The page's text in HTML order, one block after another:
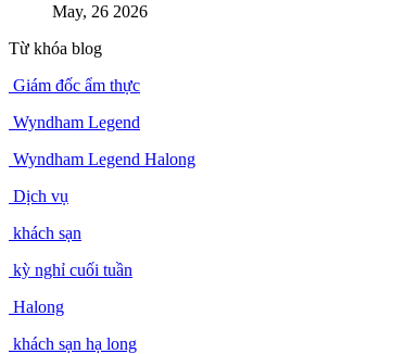
May, 26 2026
Từ khóa blog
Giám đốc ẩm thực
Wyndham Legend
Wyndham Legend Halong
Dịch vụ
khách sạn
kỳ nghỉ cuối tuần
Halong
khách sạn hạ long